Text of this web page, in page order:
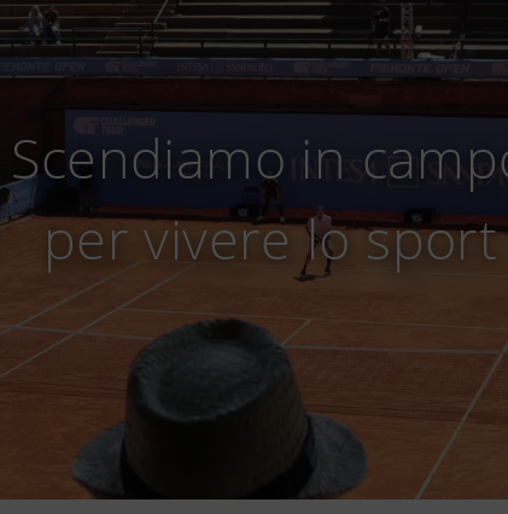
Scendiamo in
per vivere lo sport